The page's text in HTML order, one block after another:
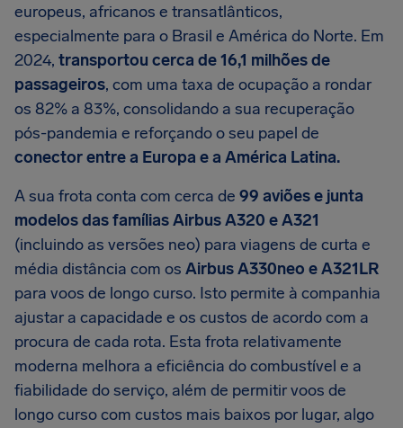
europeus, africanos e transatlânticos,
especialmente para o Brasil e América do Norte. Em
2024, transportou cerca de 16,1 milhões de
passageiros, com uma taxa de ocupação a rondar
os 82% a 83%, consolidando a sua recuperação
pós-pandemia e reforçando o seu papel de
conector entre a Europa e a América Latina.
A sua frota conta com cerca de 99 aviões e junta
modelos das famílias Airbus A320 e A321
(incluindo as versões neo) para viagens de curta e
média distância com os Airbus A330neo e A321LR
para voos de longo curso. Isto permite à companhia
ajustar a capacidade e os custos de acordo com a
procura de cada rota. Esta frota relativamente
moderna melhora a eficiência do combustível e a
fiabilidade do serviço, além de permitir voos de
longo curso com custos mais baixos por lugar, algo